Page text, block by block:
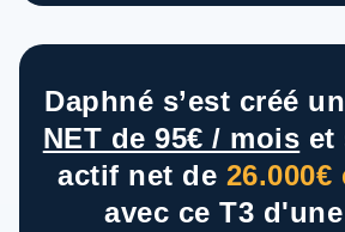
Daphné s’est créé un
NET de 95€ / mois et
actif net de
avec ce T3